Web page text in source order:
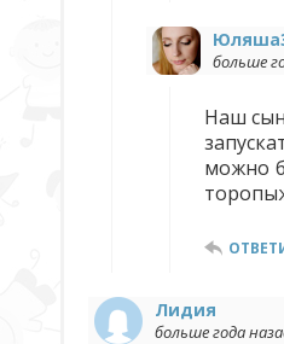
больше
Наш
можно
Лидия
больше года